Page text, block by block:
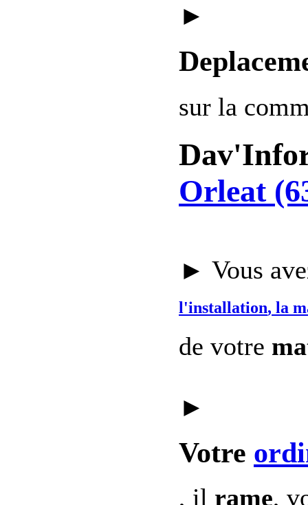
►
sur la
Orleat
► Vous
l'installation, la
de votre
►
Votre
, il rame,